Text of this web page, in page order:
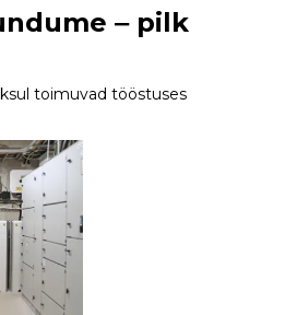
‒ pilk
toimuvad tööstuses